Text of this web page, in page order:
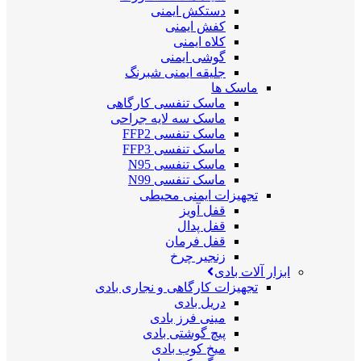
دستکش ایمنی
کفش ایمنی
کلاه ایمنی
گوشی ایمنی
جلیقه ایمنی شبرنگ
ماسک ها
ماسک تنفسی کارگاهی
ماسک سه لایه جراحی
ماسک تنفسی FFP2
ماسک تنفسی FFP3
ماسک تنفسی N95
ماسک تنفسی N99
تجهیزات ایمنی محیطی
قفل آویز
قفل پدال
قفل فرمان
زنجیر چرخ
ابزار آلات بادی
تجهیزات کارگاهی و نجاری بادی
دریل بادی
مینی فرز بادی
پیچ گوشتی بادی
میخ کوب بادی